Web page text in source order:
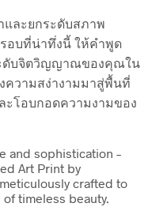
ละยกระดับสภาพ
อบที่น่าทึ่งนี้ ให้คำพูด
ะดับจิตวิญญาณของคุณใน
วามสง่างามมาสู่พื้นที่
โอบกอดความงามของ
and sophistication –
Art Print by
crafted to
timeless beauty.